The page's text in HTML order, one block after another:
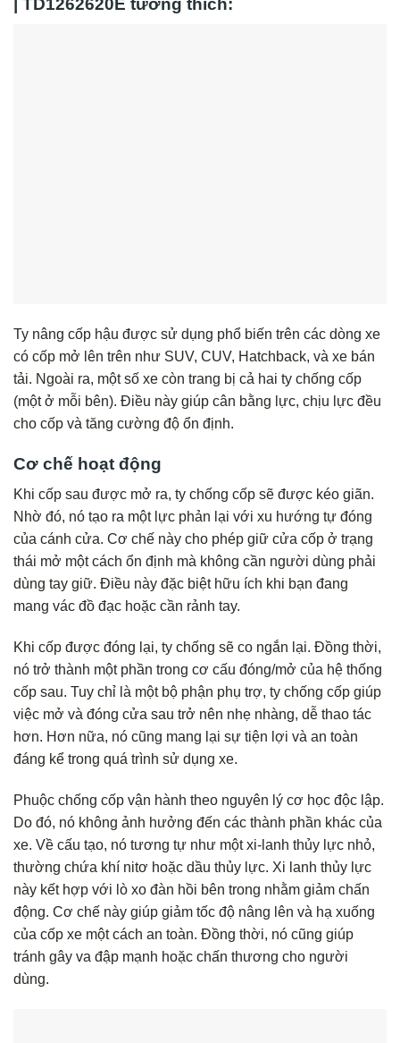
| TD1262620E tương thích:
Ty nâng cốp hậu được sử dụng phổ biến trên các dòng xe
có cốp mở lên trên như SUV, CUV, Hatchback, và xe bán
tải. Ngoài ra, một số xe còn trang bị cả hai ty chống cốp
(một ở mỗi bên). Điều này giúp cân bằng lực, chịu lực đều
cho cốp và tăng cường độ ổn định.
Cơ chế hoạt động
Khi cốp sau được mở ra, ty chống cốp sẽ được kéo giãn.
Nhờ đó, nó tạo ra một lực phản lại với xu hướng tự đóng
của cánh cửa. Cơ chế này cho phép giữ cửa cốp ở trạng
thái mở một cách ổn định mà không cần người dùng phải
dùng tay giữ. Điều này đặc biệt hữu ích khi bạn đang
mang vác đồ đạc hoặc cần rảnh tay.
Khi cốp được đóng lại, ty chống sẽ co ngắn lại. Đồng thời,
nó trở thành một phần trong cơ cấu đóng/mở của hệ thống
cốp sau. Tuy chỉ là một bộ phận phụ trợ, ty chống cốp giúp
việc mở và đóng cửa sau trở nên nhẹ nhàng, dễ thao tác
hơn. Hơn nữa, nó cũng mang lại sự tiện lợi và an toàn
đáng kể trong quá trình sử dụng xe.
Phuộc chống cốp vận hành theo nguyên lý cơ học độc lập.
Do đó, nó không ảnh hưởng đến các thành phần khác của
xe. Về cấu tạo, nó tương tự như một xi-lanh thủy lực nhỏ,
thường chứa khí nitơ hoặc dầu thủy lực. Xi lanh thủy lực
này kết hợp với lò xo đàn hồi bên trong nhằm giảm chấn
động. Cơ chế này giúp giảm tốc độ nâng lên và hạ xuống
của cốp xe một cách an toàn. Đồng thời, nó cũng giúp
tránh gây va đập mạnh hoặc chấn thương cho người
dùng.